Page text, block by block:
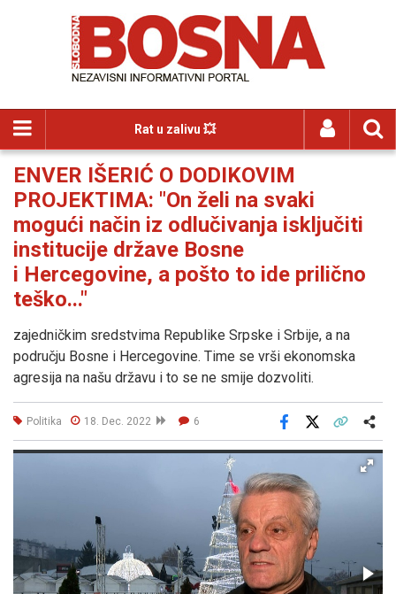
Rat u zalivu 💥
ENVER IŠERIĆ O DODIKOVIM
PROJEKTIMA: "On želi na svaki
mogući način iz odlučivanja isključiti
institucije države Bosne
i Hercegovine, a pošto to ide prilično
teško..."
zajedničkim sredstvima Republike Srpske i Srbije, a na
području Bosne i Hercegovine. Time se vrši ekonomska
agresija na našu državu i to se ne smije dozvoliti.
Politika 18. Dec. 2022 6
Facebook